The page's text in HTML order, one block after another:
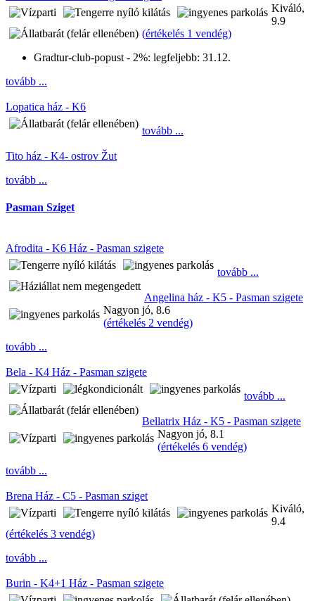
Kiváló,
9.9
(értékelés 1 vendég)
Gradtur-club-popust - 2%: legfeljebb: 31.12.
tovább ...
Lopatica ház - K6
tovább ...
Tito ház - K4- ostrov Žut
tovább ...
Pasman Sziget
Afrodita - K6 Ház - Pasman szigete
tovább ...
Angelina ház - K5 - Pasman szigete
Nagyon jó, 8.6
(értékelés 2 vendég)
tovább ...
Bela - K4 Ház - Pasman szigete
tovább ...
Bellatrix Ház - K5 - Pasman szigete
Nagyon jó, 8.1
(értékelés 6 vendég)
tovább ...
Brena Ház - C5 - Pasman sziget
Kiváló,
9.4
(értékelés 3 vendég)
tovább ...
Burin - K4+1 Ház - Pasman szigete